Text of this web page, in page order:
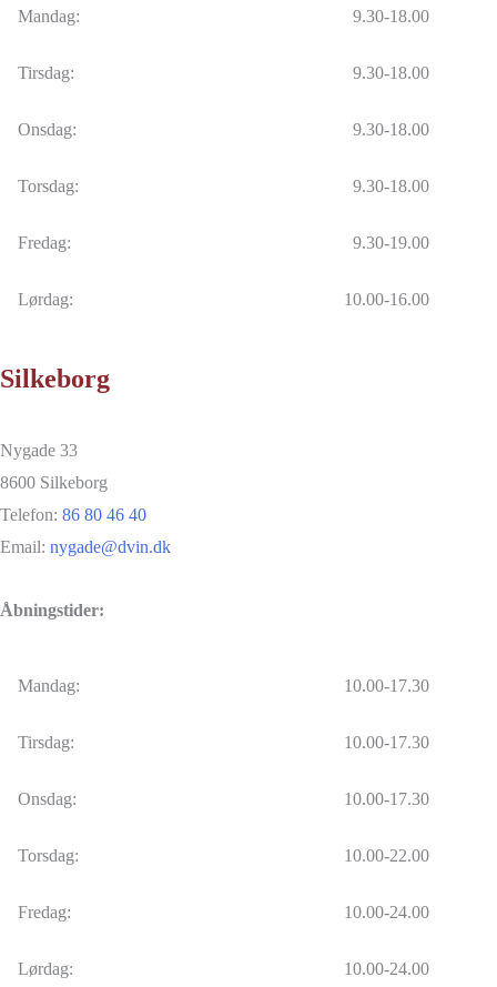
Mandag: 9.30-18.00
Tirsdag: 9.30-18.00
Onsdag: 9.30-18.00
Torsdag: 9.30-18.00
Fredag: 9.30-19.00
Lørdag: 10.00-16.00
Silkeborg
Nygade 33
8600 Silkeborg
Telefon: 86 80 46 40
Email: nygade@dvin.dk
Åbningstider:
Mandag: 10.00-17.30
Tirsdag: 10.00-17.30
Onsdag: 10.00-17.30
Torsdag: 10.00-22.00
Fredag: 10.00-24.00
Lørdag: 10.00-24.00